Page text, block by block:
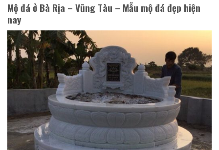
Mộ đá ở Bà Rịa – Vũng Tàu – Mẫu mộ đá đẹp hiện
nay